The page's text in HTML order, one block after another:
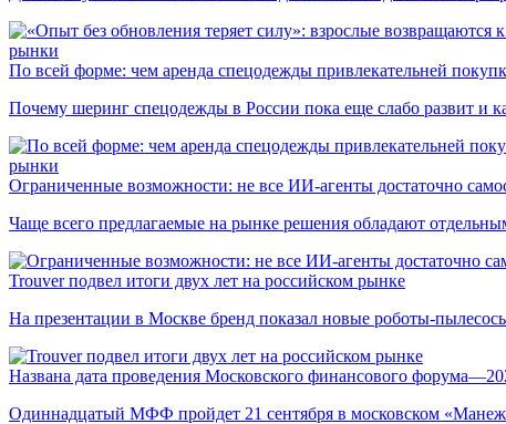
рынки
По всей форме: чем аренда спецодежды привлекательней
Почему шеринг спецодежды в России пока еще слабо развит и
рынки
Ограниченные возможности: не все ИИ-агенты достаточно
Чаще всего предлагаемые на рынке решения обладают
Trouver подвел итоги двух лет на российском рынке
На презентации в Москве бренд показал новые роботы-
Названа дата проведения Московского финансового
Одиннадцатый МФФ пройдет 21 сентября в московском